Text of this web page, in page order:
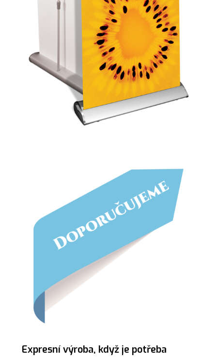
Expresní výroba, když je potřeba